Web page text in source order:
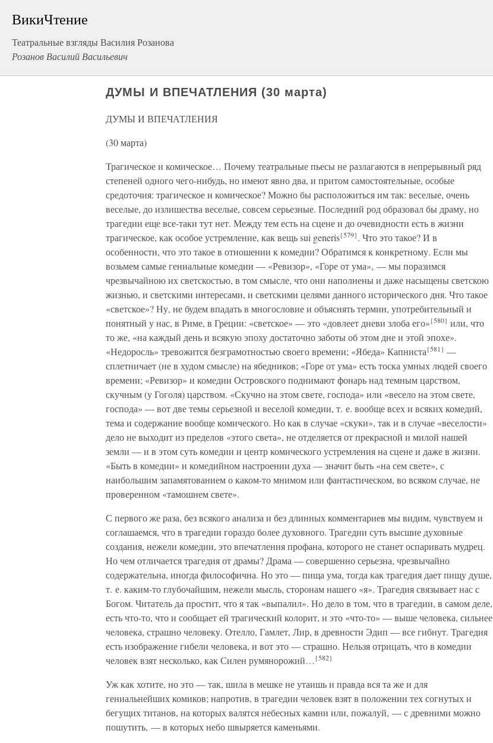
ВикиЧтение
Театральные взгляды Василия Розанова
Розанов Василий Васильевич
ДУМЫ И ВПЕЧАТЛЕНИЯ (30 марта)
ДУМЫ И ВПЕЧАТЛЕНИЯ
(30 марта)
Трагическое и комическое… Почему театральные пьесы не разлагаются в непрерывный ряд
степеней одного чего-нибудь, но имеют явно два, и притом самостоятельные, особые
средоточия: трагическое и комическое? Можно бы расположиться им так: веселые, очень
веселые, до излишества веселые, совсем серьезные. Последний род образовал бы драму, но
трагедии еще все-таки тут нет. Между тем есть на сцене и до очевидности есть в жизни
трагическое, как особое устремление, как вещь sui generis{579}. Что это такое? И в
особенности, что это такое в отношении к комедии? Обратимся к конкретному. Если мы
возьмем самые гениальные комедии — «Ревизор», «Горе от ума», — мы поразимся
чрезвычайною их светскостью, в том смысле, что они наполнены и даже насыщены светскою
жизнью, и светскими интересами, и светскими целями данного исторического дня. Что такое
«светское»? Ну, не будем впадать в многословие и объяснять термин, употребительный и
понятный у нас, в Риме, в Греции: «светское» — это «довлеет дневи злоба его»{580} или, что
то же, «на каждый день и всякую эпоху достаточно заботы об этом дне и этой эпохе».
«Недоросль» тревожится безграмотностью своего времени; «Ябеда» Капниста{581} —
сплетничает (не в худом смысле) на ябедников; «Горе от ума» есть тоска умных людей своего
времени; «Ревизор» и комедии Островского поднимают фонарь над темным царством,
скучным (у Гоголя) царством. «Скучно на этом свете, господа» или «весело на этом свете,
господа» — вот две темы серьезной и веселой комедии, т. е. вообще всех и всяких комедий,
тема и содержание вообще комического. Но как в случае «скуки», так и в случае «веселости»
дело не выходит из пределов «этого света», не отделяется от прекрасной и милой нашей
земли — и в этом суть комедии и центр комического устремления на сцене и даже в жизни.
«Быть в комедии» и комедийном настроении духа — значит быть «на сем свете», с
наибольшим запамятованием о каком-то мнимом или фантастическом, во всяком случае, не
проверенном «тамошнем свете».
С первого же раза, без всякого анализа и без длинных комментариев мы видим, чувствуем и
соглашаемся, что в трагедии гораздо более духовного. Трагедии суть высшие духовные
создания, нежели комедии, это впечатления профана, которого не станет оспаривать мудрец.
Но чем отличается трагедия от драмы? Драма — совершенно серьезна, чрезвычайно
содержательна, иногда философична. Но это — пища ума, тогда как трагедия дает пищу душе,
т. е. каким-то глубочайшим, нежели мысль, сторонам нашего «я». Трагедия связывает нас с
Богом. Читатель да простит, что я так «выпалил». Но дело в том, что в трагедии, в самом деле,
есть что-то, что и сообщает ей трагический колорит, и это «что-то» — выше человека, сильнее
человека, страшно человеку. Отелло, Гамлет, Лир, в древности Эдип — все гибнут. Трагедия
есть изображение гибели человека, и вот это — страшно. Нельзя отрицать, что в комедии
человек взят несколько, как Силен румянорожий…{582}
Уж как хотите, но это — так, шила в мешке не утаишь и правда вся та же и для
гениальнейших комиков; напротив, в трагедии человек взят в положении тех согнутых и
бегущих титанов, на которых валятся небесных камни или, пожалуй, — с древними можно
пошутить, — в которых небо швыряется каменьями.